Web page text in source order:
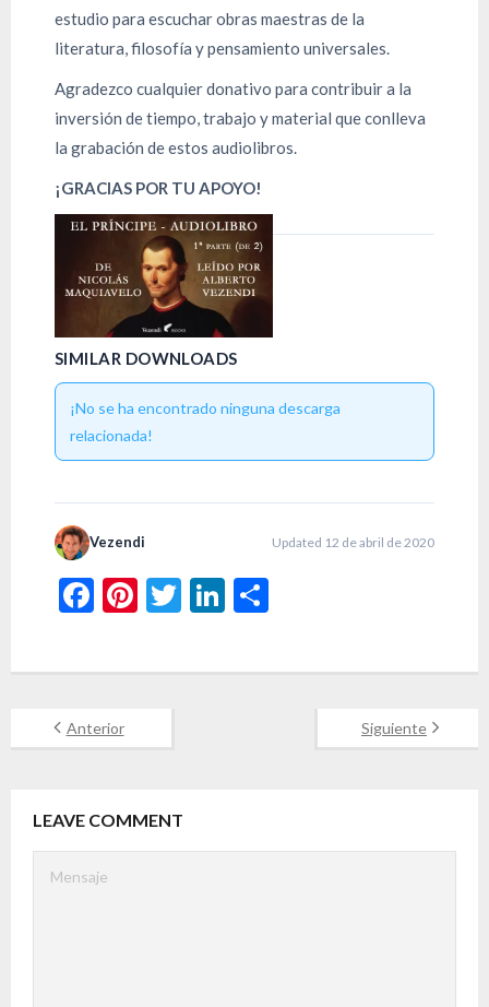
estudio para escuchar obras maestras de la
literatura, filosofía y pensamiento universales.
Agradezco cualquier donativo para contribuir a la
inversión de tiempo, trabajo y material que conlleva
la grabación de estos audiolibros.
¡GRACIAS POR TU APOYO!
SIMILAR DOWNLOADS
¡No se ha encontrado ninguna descarga
relacionada!
Vezendi Updated 12 de abril de 2020
F
e
o
k
Pi
er
T
itt
Li
ke m
Anterior Siguiente
LEAVE COMMENT